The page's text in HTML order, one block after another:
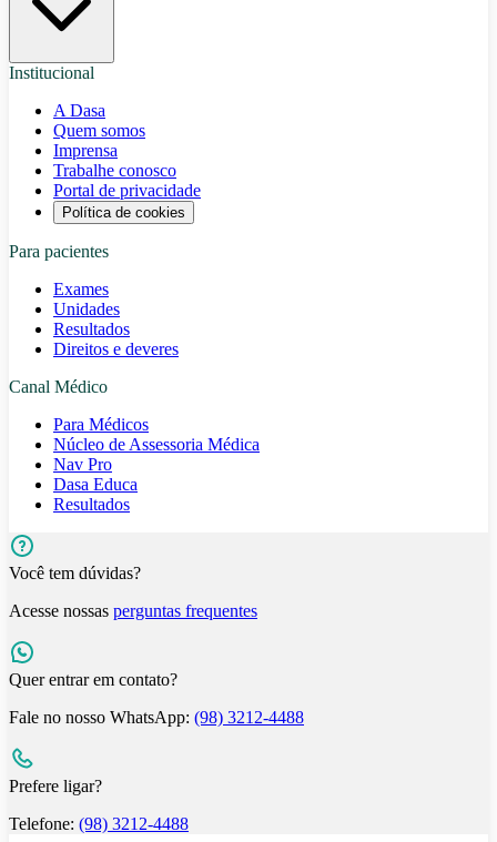
Institucional
A Dasa
Quem somos
Imprensa
Trabalhe conosco
Portal de privacidade
Política de cookies
Para pacientes
Exames
Unidades
Resultados
Direitos e deveres
Canal Médico
Para Médicos
Núcleo de Assessoria Médica
Nav Pro
Dasa Educa
Resultados
Você tem dúvidas?
Acesse nossas perguntas frequentes
Quer entrar em contato?
Fale no nosso WhatsApp: (98) 3212-4488
Prefere ligar?
Telefone: (98) 3212-4488